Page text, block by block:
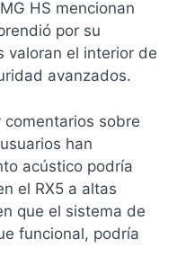
HS mencionan
por su
valoran el interior de
avanzados.
sobre
han
acústico podría
el RX5 a altas
que el sistema de
funcional, podría